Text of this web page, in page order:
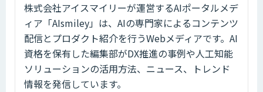
株式会社アイスマイリーが運営するAIポータルメデ
ィア「AIsmiley」は、AIの専門家によるコンテンツ
配信とプロダクト紹介を行うWebメディアです。AI
資格を保有した編集部がDX推進の事例や人工知能
ソリューションの活用方法、ニュース、トレンド
情報を発信しています。